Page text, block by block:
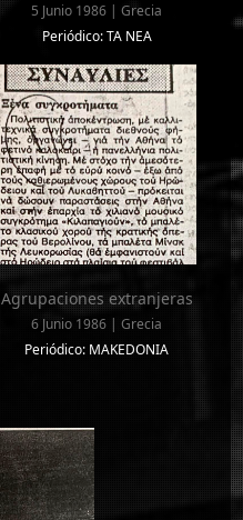
5 Junio 1986 | Grecia
Periódico: TA NEA
Agrupaciones extranjeras
6 Junio 1986 | Grecia
Periódico: MAKEDONIA